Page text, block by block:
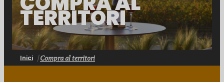
Inici Compra al territori
TERRITORI